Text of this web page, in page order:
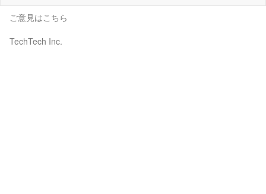
ご意見はこちら
TechTech Inc.